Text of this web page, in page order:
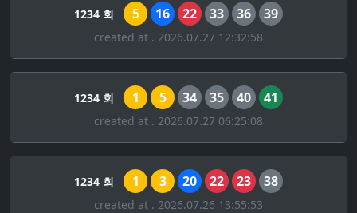
1234 회 5 16 22 33 36 39
created at . 2026.07.27 12:32:58
1234 회 1 5 34 35 40 41
created at . 2026.07.27 06:25:08
1234 회 1 3 20 22 23 38
created at . 2026.07.26 13:55:53